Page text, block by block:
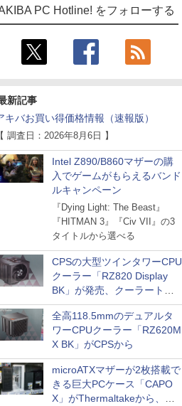
PC Hotline! をフォローする
新記事
キバお買い得価格情報（速報版）
【 調査日：2026年8月6日 】
Intel Z890/B860マザーの購
入でゲームがもらえるバンド
ルキャンペーン
『Dying Light: The Beast』
『HITMAN 3』『Civ VII』の3
タイトルから選べる
CPSの大型ツインタワーCPU
クーラー「RZ820 Display
BK」が発売、クーラートッ
プに5インチ液晶搭載
全高118.5mmのデュアルタ
ワーCPUクーラー「RZ620M
X BK」がCPSから
microATXマザーが2枚搭載で
きる巨大PCケース「CAPO
X」がThermaltakeから、カ